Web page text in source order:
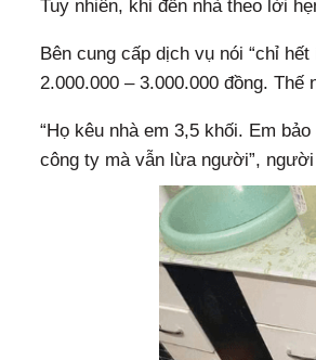
Tuy nhiên, khi đến nhà theo lời
Bên cung cấp dịch vụ nói “chỉ
2.000.000 – 3.000.000 đồng.
“Họ kêu nhà em 3,5 khối. Em
công ty mà vẫn lừa người”,